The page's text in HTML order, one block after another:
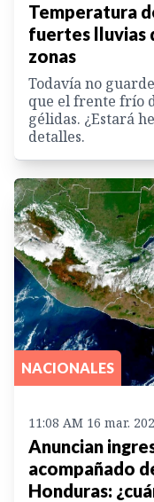
Temperatura
fuertes lluvias
zonas
Todavía no
que el frente frío
gélidas. ¿Estará
detalles.
NACIONALES
11:08 AM 16 mar.
Anuncian
acompañado
Honduras: